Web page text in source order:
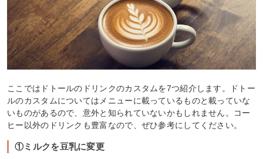
ここではドトールのドリンクのカスタムを7つ紹介します。ドトー
ルのカスタムについてはメニューに載っているものと載っていな
いものがあるので、意外と知られていないかもしれません。コー
ヒー以外のドリンクも豊富なので、ぜひ参考にしてください。
①ミルクを豆乳に変更